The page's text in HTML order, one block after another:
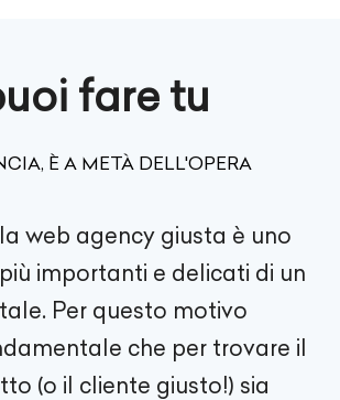
fare tu
È A METÀ DELL'OPERA
web agency giusta è uno
importanti e delicati di un
Per questo motivo
che per trovare il
(o il cliente giusto!) sia